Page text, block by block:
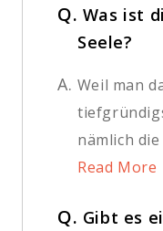
Q. Was ist
Seele?
A. Weil man
nämlich
Read More
Q. Gibt es